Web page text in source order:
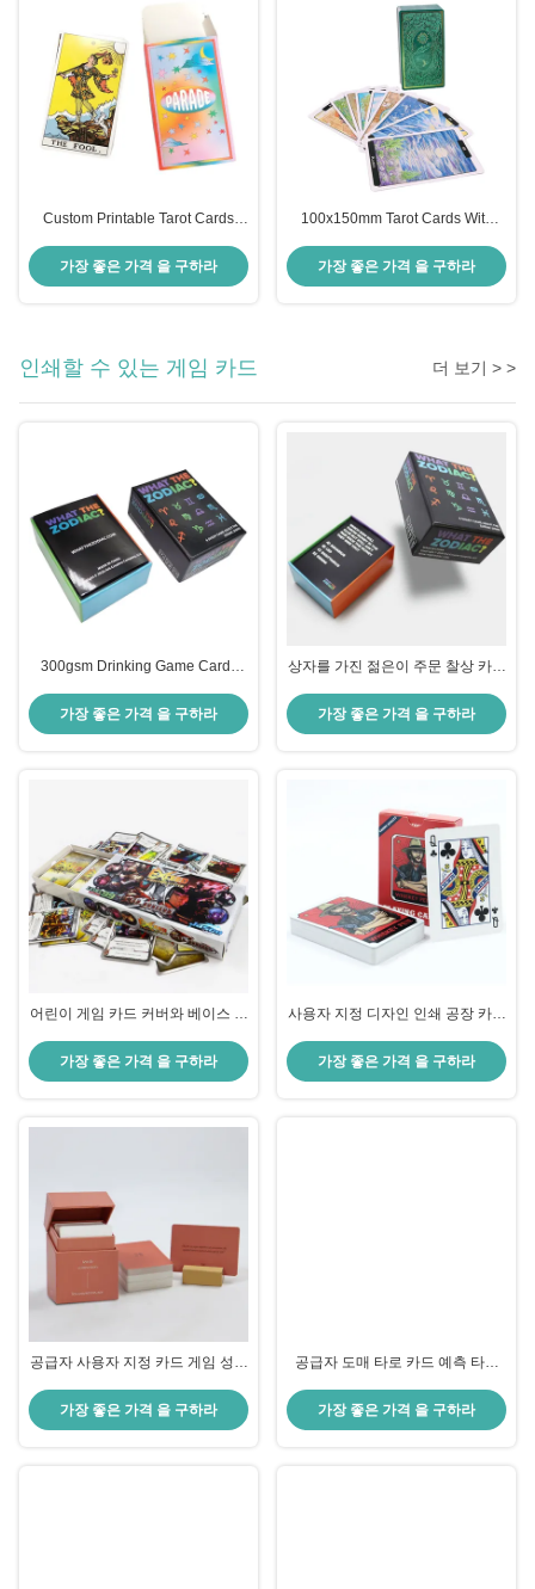
Custom Printable Tarot Cards
가장 좋은 가격 을 구하라
100x150mm Tarot Cards With
Green Color
가장 좋은 가격 을 구하라
인쇄할 수 있는 게임 카드 더 보기 > >
300gsm Drinking Game Cards
가장 좋은 가격 을 구하라
상자를 가진 젊은이 주문 찰상 카드
들어진 조디악 질문 게임 카드
가장 좋은 가격 을 구하라
어린이 게임 카드 커버와 베이스 박
사용자 정의 음료 카드 게임
가장 좋은 가격 을 구하라
사용자 지정 디자인 인쇄 공장 카드
카드
가장 좋은 가격 을 구하라
공급자 사용자 지정 카드 게임 성인
디자인 로고 카드 게임 상자와 함께
가장 좋은 가격 을 구하라
공급자 도매 타로 카드 예측 타로
사용자 지정 종이 타로 카드 데크
가장 좋은 가격 을 구하라